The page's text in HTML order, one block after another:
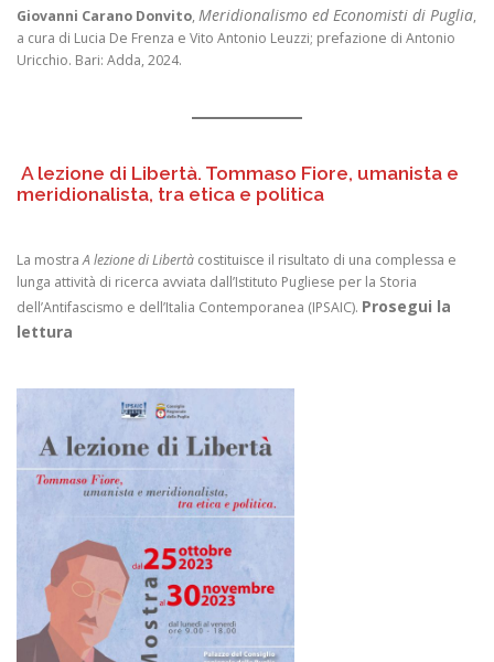
Giovanni Carano Donvito, Meridionalismo ed Economisti di Puglia,
a cura di Lucia De Frenza e Vito Antonio Leuzzi; prefazione di Antonio
Uricchio. Bari: Adda, 2024.
A lezione di Libertà. Tommaso Fiore, umanista e
meridionalista, tra etica e politica
La mostraA lezione di Libertà costituisce il risultato di una complessa e
lunga attività di ricerca avviata dall’Istituto Pugliese per la Storia
dell’Antifascismo e dell’Italia Contemporanea (IPSAIC). Prosegui la
lettura